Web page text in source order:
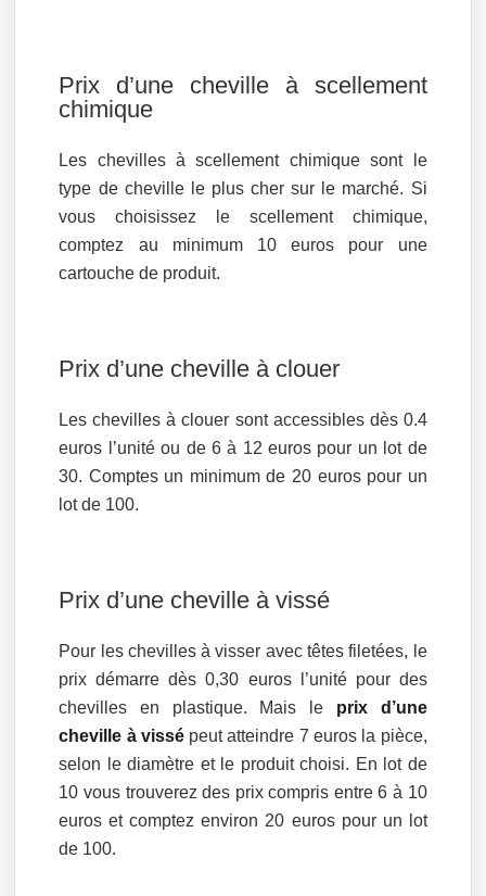
Prix d’une cheville à scellement
chimique
Les chevilles à scellement chimique sont le
type de cheville le plus cher sur le marché. Si
vous choisissez le scellement chimique,
comptez au minimum 10 euros pour une
cartouche de produit.
Prix d’une cheville à clouer
Les chevilles à clouer sont accessibles dès 0.4
euros l’unité ou de 6 à 12 euros pour un lot de
30. Comptes un minimum de 20 euros pour un
lot de 100.
Prix d’une cheville à vissé
Pour les chevilles à visser avec têtes filetées, le
prix démarre dès 0,30 euros l’unité pour des
chevilles en plastique. Mais le prix d’une
cheville à vissépeut atteindre 7 euros la pièce,
selon le diamètre et le produit choisi. En lot de
10 vous trouverez des prix compris entre 6 à 10
euros et comptez environ 20 euros pour un lot
de 100.